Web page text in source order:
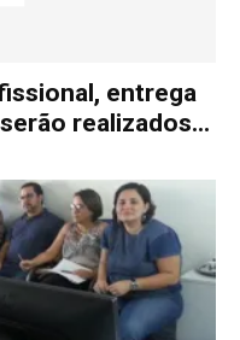
entrega
realizados...